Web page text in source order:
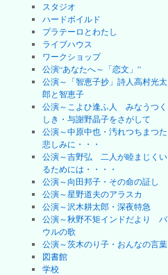
スタジオ
ハードボイルド
プラテーロとわたし
ライブハウス
ワークショップ
公演“あなたへ～「恋文」”
公演～「智恵子抄」詩人高村光太
郎と智恵子
公演～こよひ逢ふ人 みなうつく
しき・与謝野晶子をさがして
公演～中原中也・汚れつちまつた
悲しみに・・・
公演～吉野弘 二人が睦まじくい
るためには・・・・
公演～向田邦子・その命の証し
公演～星野道夫のアラスカ
公演～沢木耕太郎・深夜特急
公演～秋野不矩インドだより バ
ウルの歌
公演～茨木のり子・おんなの言葉
図書館
学校